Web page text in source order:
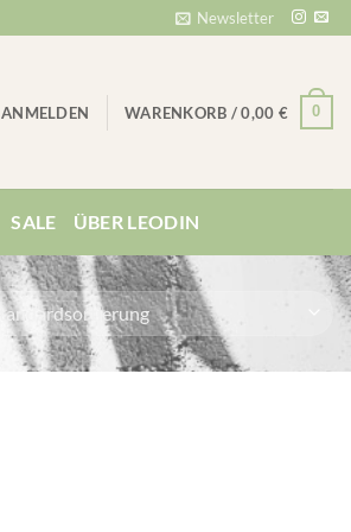
Newsletter
ANMELDEN WARENKORB /0,00 € 0
SALE ÜBER LEODIN